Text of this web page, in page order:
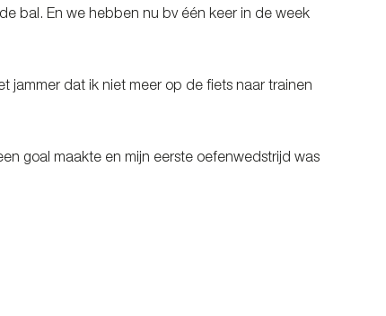
bal. En we hebben nu bv één keer in de week
jammer dat ik niet meer op de fiets naar trainen
goal maakte en mijn eerste oefenwedstrijd was